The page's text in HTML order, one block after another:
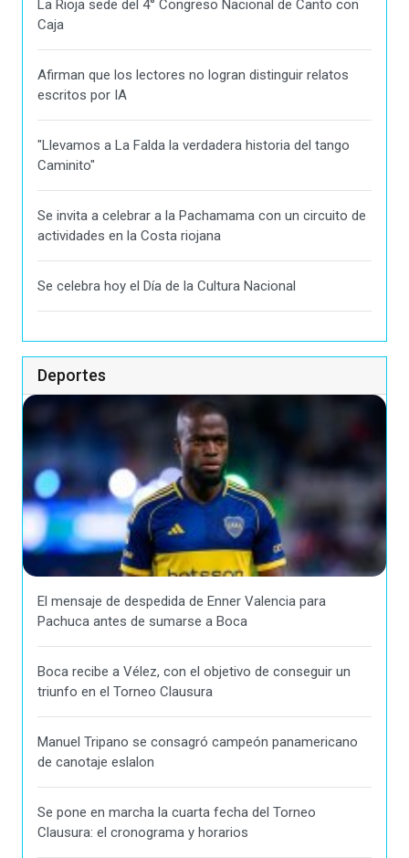
La Rioja sede del 4° Congreso Nacional de Canto con
Caja
Afirman que los lectores no logran distinguir relatos
escritos por IA
"Llevamos a La Falda la verdadera historia del tango
Caminito"
Se invita a celebrar a la Pachamama con un circuito de
actividades en la Costa riojana
Se celebra hoy el Día de la Cultura Nacional
Deportes
El mensaje de despedida de Enner Valencia para
Pachuca antes de sumarse a Boca
Boca recibe a Vélez, con el objetivo de conseguir un
triunfo en el Torneo Clausura
Manuel Tripano se consagró campeón panamericano
de canotaje eslalon
Se pone en marcha la cuarta fecha del Torneo
Clausura: el cronograma y horarios